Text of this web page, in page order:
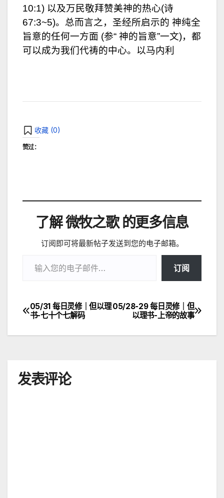
10:1) 以及万民敬拜赞美神的热心(诗
67:3~5)。总而言之，圣经所启示的 神纯全
旨意的任何一方面 (参“ 神的旨意”一文)，都
可以成为我们代祷的中心。以马内利
收藏 (0)
赞过：
了解 微牧之歌 的更多信息
订阅即可将最新帖子发送到您的电子邮箱。
订阅
文
章
航
05/28-29 每日灵修｜但
以理书-上帝的故事
05/31 每日灵修｜但以理
书-七十个七解码
发表评论